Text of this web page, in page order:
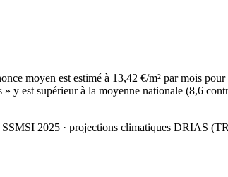
moyen est estimé à 13,42 €/m² par mois
y est supérieur à la moyenne nationale (8,6
SSMSI 2025 · projections climatiques DRIAS